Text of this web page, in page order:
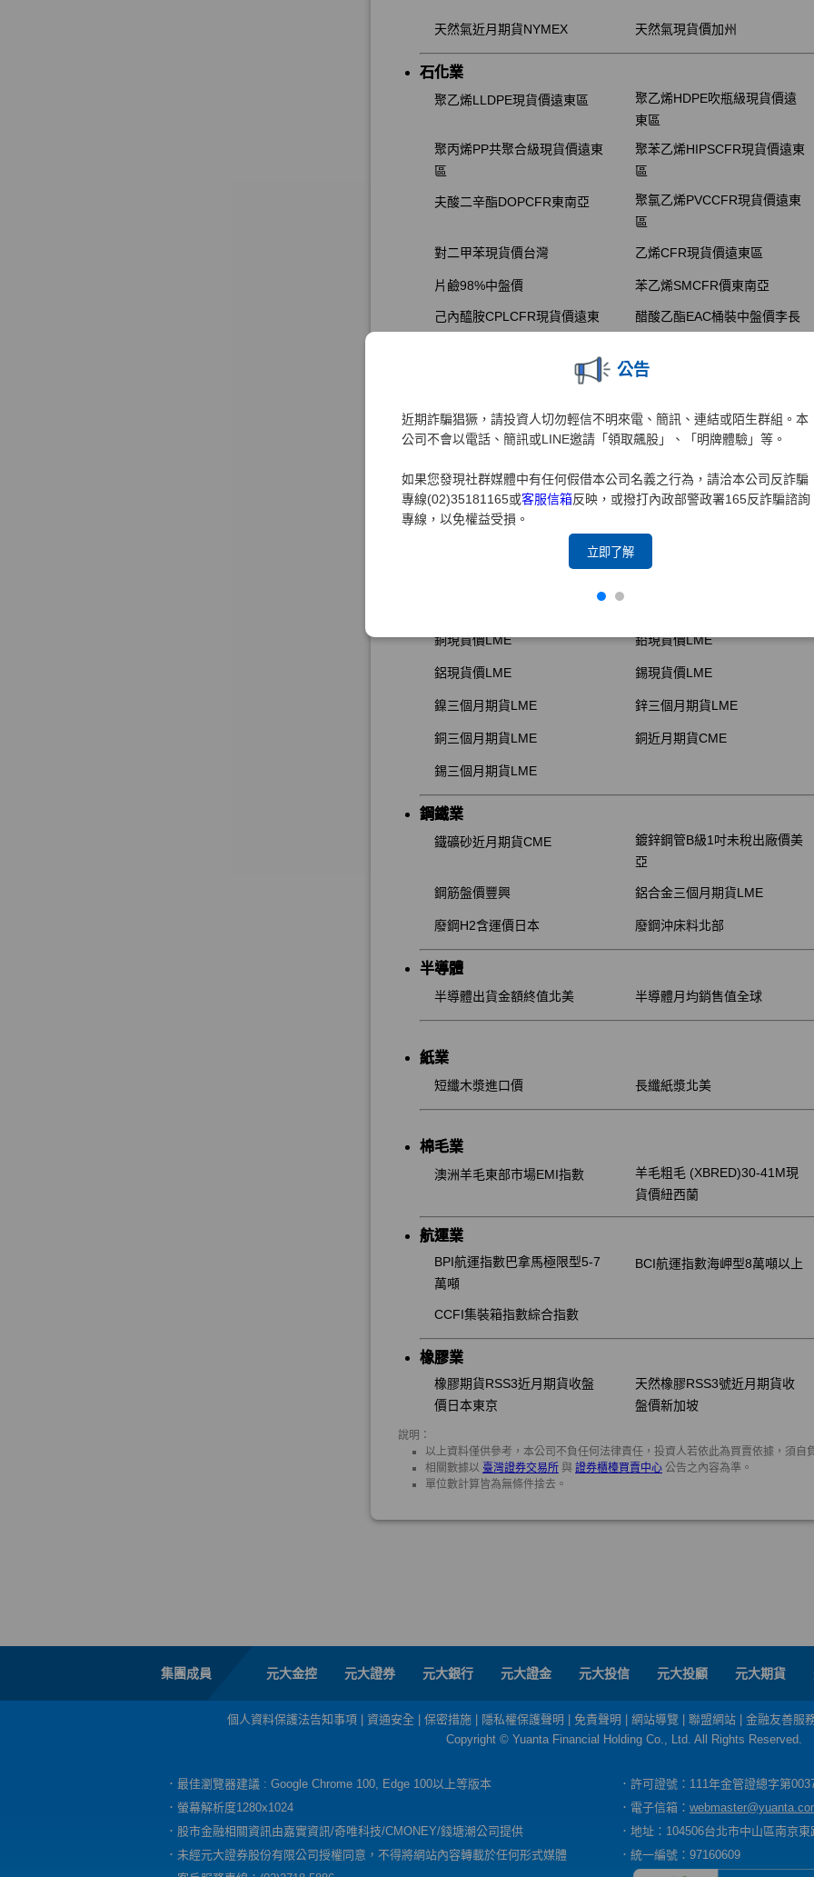
公告
近期詐騙猖獗，請投資人切勿輕信不明來電、簡訊、連結或陌生群組。本
公司不會以電話、簡訊或LINE邀請「領取飆股」、「明牌體驗」等。
如果您發現社群媒體中有任何假借本公司名義之行為，請洽本公司反詐騙
專線(02)35181165或客服信箱反映，或撥打內政部警政署165反詐騙諮詢
專線，以免權益受損。
立即了解
集團成員 元大金控 元大證券 元大銀行 元大證金 元大投信 元大投顧 元大期貨
個人資料保護法告知事項 資通安全 保密措施 隱私權保護聲明 免責聲明 網站導覽 聯盟網站
金融友善服
Copyright © Yuanta Financial Holding Co., Ltd. All Rights Reserved.
．最佳瀏覽器建議 : Google Chrome 100, Edge 100以上等版本
．許可證號：111年金管證總字第
．螢幕解析度1280x1024
．電子信箱：
．股市金融相關資訊由嘉實資訊/奇唯科技/CMONEY/錢塘潮公司提供
．地址：104506台北市中山區南京
．未經元大證券股份有限公司授權同意，不得將網站內容轉載於任何形式媒體
．統一編號：97160609